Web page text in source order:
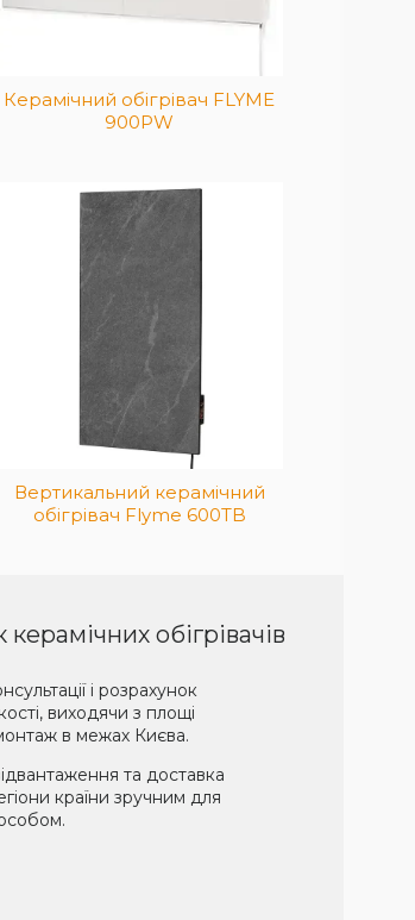
Керамічний обігрівач FLYME
900PW
Вертикальний керамічний
обігрівач Flyme 600TB
обігрівачів
і розрахунок
виходячи з площі
в межах Києва.
та доставка
країни зручним для